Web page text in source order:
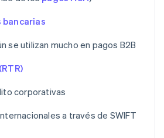
se utilizan mucho en pagos B2B
corporativas
a través de SWIFT